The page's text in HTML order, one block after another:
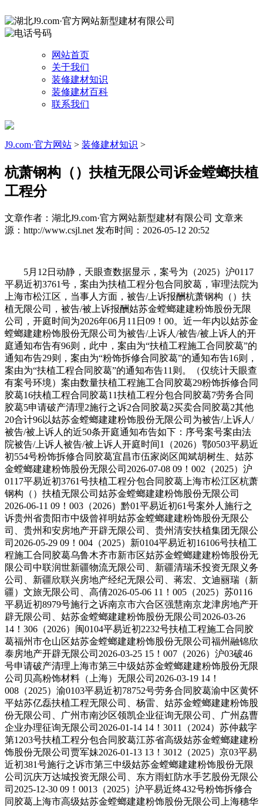
网站首页
关于我们
装修建材知识
装修建材百科
联系我们
J9.com·官方网站 > 装修建材知识 >
杭萧钢构（）扶植无限公司诉金螳螂扶植
工程分
文章作者：湖北J9.com·官方网站新型建材有限公司 文章来
源：http://www.csjl.net 发布时间：2026-05-12 20:52
5月12日动静，天眼查数据显示，案号为（2025）沪0117
平易近初3761号，案由为扶植工程分包合同胶葛，审理法院为
上海市松江区，当事人方面，被告/上诉报酬杭萧钢构（）扶
植无限公司，被告/被上诉报酬姑苏金螳螂建建粉饰股份无限
公司，开庭时间为2026年06月11日09！00。近一年内以姑苏金
螳螂建建粉饰股份无限公司为被告/上诉人/被告/被上诉人的开
庭通知布告有96则，此中，案由为“扶植工程施工合同胶葛”的
通知布告29则，案由为“粉饰拆修合同胶葛”的通知布告16则，
案由为“扶植工程合同胶葛”的通知布告11则。（仅统计天眼查
有案号环境）案由数量扶植工程施工合同胶葛29粉饰拆修合同
胶葛16扶植工程合同胶葛11扶植工程分包合同胶葛7劳务合同
胶葛5申请破产清理2施行之诉2合同胶葛2买卖合同胶葛2其他
20合计96以姑苏金螳螂建建粉饰股份无限公司为被告/上诉人/
被告/被上诉人的近50条开庭通知布告如下：序号案号案由法
院被告/上诉⼈被告/被上诉人开庭时间1（2026）鄂0503平易近
初554号粉饰拆修合同胶葛宜昌市伍家岗区闻斌胡树生、姑苏
金螳螂建建粉饰股份无限公司2026-07-08 09！002（2025）沪
0117平易近初3761号扶植工程分包合同胶葛上海市松江区杭萧
钢构（）扶植无限公司姑苏金螳螂建建粉饰股份无限公司
2026-06-11 09！003（2026）黔01平易近初61号案外人施行之
诉贵州省贵阳市中级曾祥明姑苏金螳螂建建粉饰股份无限公
司、贵州和安房地产开辟无限公司、贵州清安扶植集团无限公
司2026-05-29 09！004（2025）新0104平易近初16106号扶植工
程施工合同胶葛乌鲁木齐市新市区姑苏金螳螂建建粉饰股份无
限公司中联润世新疆物流无限公司、新疆清瑞禾投资无限义务
公司、新疆欣联兴房地产经纪无限公司、蒋宏、文迪丽瑞（新
疆）文旅无限公司、高倩2026-05-06 11！005（2025）苏0116
平易近初8979号施行之诉南京市六合区强慧南京龙津房地产开
辟无限公司、姑苏金螳螂建建粉饰股份无限公司2026-03-26
14！306（2026）闽0104平易近初2232号扶植工程施工合同胶
葛福州市仓山区姑苏金螳螂建建粉饰股份无限公司福州融锦欣
泰房地产开辟无限公司2026-03-25 15！007（2026）沪03破46
号申请破产清理上海市第三中级姑苏金螳螂建建粉饰股份无限
公司贝高粉饰材料（上海）无限公司2026-03-19 14！
008（2025）渝0103平易近初78752号劳务合同胶葛渝中区黄怀
平姑苏亿磊扶植工程无限公司、杨雷、姑苏金螳螂建建粉饰股
份无限公司、广州市南沙区领凯企业征询无限公司、广州劦曹
企业办理征询无限公司2026-01-14 14！3011（2024）苏仲裁字
第1203号扶植工程分包合同胶葛江苏省高级姑苏金螳螂建建粉
饰股份无限公司贾军妹2026-01-13 13！3012（2025）京03平易
近初381号施行之诉市第三中级姑苏金螳螂建建粉饰股份无限
公司沉庆万达城投资无限公司、东方雨虹防水手艺股份无限公
司2025-12-30 09！0013（2025）沪平易近终432号粉饰拆修合
同胶葛上海市高级姑苏金螳螂建建粉饰股份无限公司上海穗华